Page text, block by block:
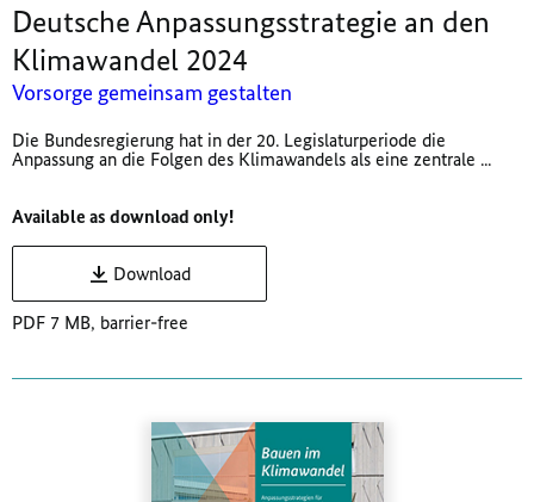
Deutsche Anpassungsstrategie an den
Klimawandel 2024
Vorsorge gemeinsam gestalten
Die Bundesregierung hat in der 20. Legislaturperiode die
Anpassung an die Folgen des Klimawandels als eine zentrale ...
Available as download only!
Download
PDF 7 MB, barrier-free